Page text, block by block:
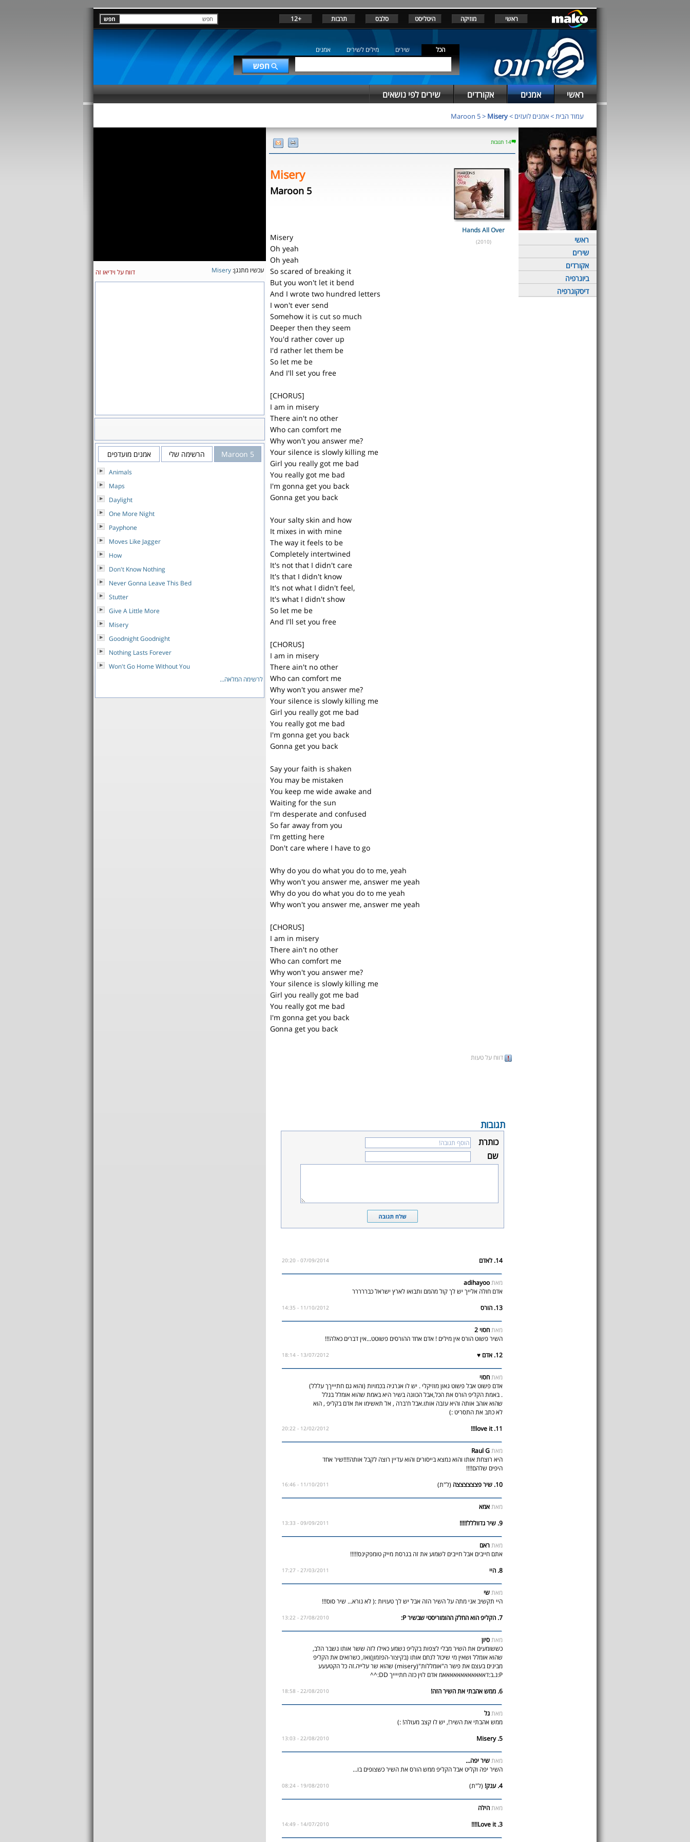
ראשי מוזיקה היטליסט סלבס תרבות +12
הכל שירים מילים לשירים אמנים
ראשי אמנים אקורדים שירים לפי נושאים
עמוד הבית>אמנים לועזים >
Maroon 5> Misery
ראשי
שירים
אקורדים
ביוגרפיה
דיסקוגרפיה
14 תגובות
Misery
Maroon 5
Misery
Oh yeah
Oh yeah
So scared of breaking it
But you won't let it bend
And I wrote two hundred letters
I won't ever send
Somehow it is cut so much
Deeper then they seem
You'd rather cover up
I'd rather let them be
So let me be
And I'll set you free
[CHORUS]
I am in misery
There ain't no other
Who can comfort me
Why won't you answer me?
Your silence is slowly killing me
Girl you really got me bad
You really got me bad
I'm gonna get you back
Gonna get you back
Your salty skin and how
It mixes in with mine
The way it feels to be
Completely intertwined
It's not that I didn't care
It's that I didn't know
It's not what I didn't feel,
It's what I didn't show
So let me be
And I'll set you free
[CHORUS]
I am in misery
There ain't no other
Who can comfort me
Why won't you answer me?
Your silence is slowly killing me
Girl you really got me bad
You really got me bad
I'm gonna get you back
Gonna get you back
Say your faith is shaken
You may be mistaken
You keep me wide awake and
Waiting for the sun
I'm desperate and confused
So far away from you
I'm getting here
Don't care where I have to go
Why do you do what you do to me, yeah
Why won't you answer me, answer me yeah
Why do you do what you do to me yeah
Why won't you answer me, answer me yeah
[CHORUS]
I am in misery
There ain't no other
Who can comfort me
Why won't you answer me?
Your silence is slowly killing me
Girl you really got me bad
You really got me bad
I'm gonna get you back
Gonna get you back
Hands All Over
(2010)
דווח על טעות
תגובות
כותרת
שם
14. לאדם 07/09/2014 - 20:20
מאתadihayoo
אדם חולה אלייך יש לך קול מהמם ותבואו לארץ ישראל כבררררר
13. הורס
11/10/2012 - 14:35
מאתחסוי 2
השיר פשוט הורס אין מילים ! אדם אחד ההורסים פשוטט...אין דברים כאלה!!!
12. אדם ♥
13/07/2012 - 18:14
מאתחסוי
אדם פשוט אבל פשוט גאון מוזיקלי . יש לו אנרגיה בכמויות (והוא גם חתיייךך עללל)
. באמת הקליפ הורס את הכל,אבל הכוונה בשיר היא באמת שהוא אומלל בגלל
שהוא אוהב אותה והיא עזבה אותו.אבל ח'ברה , אל תאשימו את אדם בקליפ , הוא
לא כתב את התסריט :)
11. love it!!!
12/02/2012 - 20:22
מאתRaul G
היא רוצחת אותו והוא נמצא בייסורים והוא עדיין רוצה לקבל אותה!!!!שיר אחד
היפים שלהם!!!!
10. שיר פצצצצצצה
(ל"ת) 11/10/2011 - 16:46
מאתאמא
9. שיר גדווללל!!!!!
09/09/2011 - 13:33
מאתראם
אתם חייבים אבל חייבים לשמוע את זה בגרסת מייק טומפקינס!!!!!
8. היי
27/03/2011 - 17:27
מאתשי
היי תקשיב אני מתה על השיר הזה אבל יש לך טעויות :( לא נורא... שיר סוס!!!
7. הקליפ הוא החלק ההומוריסטי שבשיר P:
27/08/2010 - 13:22
מאתסיון
כששומעים את השיר מבלי לצפות בקליפ נשמע כאילו לזה ששר אותו נשבר הלב,
שהוא אומלל ושאין מי שיכול לנחם אותו (בקיצור-הפזמון)ואז, כשרואים את הקליפ
מבינים בעצם את פשר ה"אומללות"(misery) שהוא שר עלייה.זה כל הקטעעע
P:נ.ב:דאאאאאאאאאאאאמ אדם לוין כזה חתייייך DD:^^
6. ממש אהבתי את השיר הזה!
22/08/2010 - 18:58
מאתגל
ממש אהבתי את השיר!, יש לו קצב מעולה! :)
5. Misery
22/08/2010 - 13:03
מאתשיר יפה...
השיר יפה וקליט אבל הקליפ ממש הורס את השיר כשצופים בו...
4. ענק!
(ל"ת) 19/08/2010 - 08:24
מאתהילה
3. Love it!!!!
14/07/2010 - 14:49
עכשיו מתנגן: Misery דווח על וידיאו זה
Maroon 5 הרשימה שלי אמנים מועדפים
Animals
Maps
Daylight
One More Night
Payphone
Moves Like Jagger
How
Don't Know Nothing
Never Gonna Leave This Bed
Stutter
Give A Little More
Misery
Goodnight Goodnight
Nothing Lasts Forever
Won't Go Home Without You
לרשימה המלאה...